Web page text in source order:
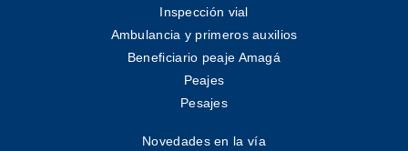
Inspección vial
Ambulancia y primeros auxilios
Beneficiario peaje Amagá
Peajes
Pesajes
Novedades en la vía